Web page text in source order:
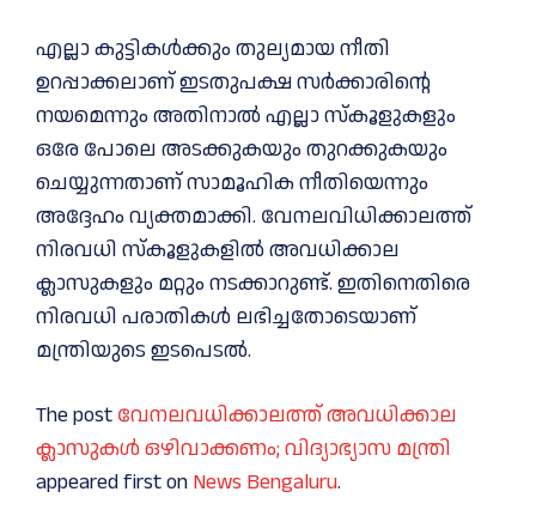
എല്ലാ കുട്ടികള്‍ക്കും തുല്യമായ നീതി
ഉറപ്പാക്കലാണ് ഇടതുപക്ഷ സര്‍ക്കാരിന്റെ
നയമെന്നും അതിനാല്‍ എല്ലാ സ്‌കൂളുകളും
ഒരേ പോലെ അടക്കുകയും തുറക്കുകയും
ചെയ്യുന്നതാണ് സാമൂഹിക നീതിയെന്നും
അദ്ദേഹം വ്യക്തമാക്കി. വേനലവിധിക്കാലത്ത്
നിരവധി സ്‌കൂളുകളില്‍ അവധിക്കാല
ക്ലാസുകളും മറ്റും നടക്കാറുണ്ട്. ഇതിനെതിരെ
നിരവധി പരാതികള്‍ ലഭിച്ചതോടെയാണ്
മന്ത്രിയുടെ ഇടപെടല്‍.
The post വേനലവധിക്കാലത്ത് അവധിക്കാല
ക്ലാസുകള്‍ ഒഴിവാക്കണം; വിദ്യാഭ്യാസ മന്ത്രി
appeared first on News Bengaluru.